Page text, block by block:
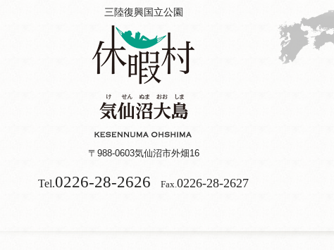
三陸復興国立公園
〒988-0603気仙沼市外畑16
Tel.0226-28-2626 Fax. 0226-28-2627